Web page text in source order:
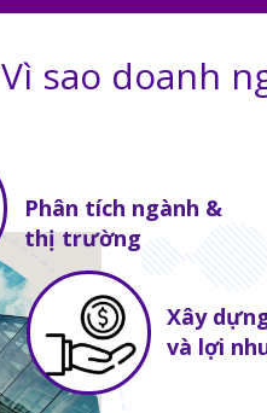
Vì sao doanh
Xây
và lợi
Phân tích ngành &
thị trường